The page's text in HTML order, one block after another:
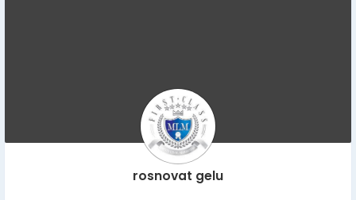
rosnovat gelu